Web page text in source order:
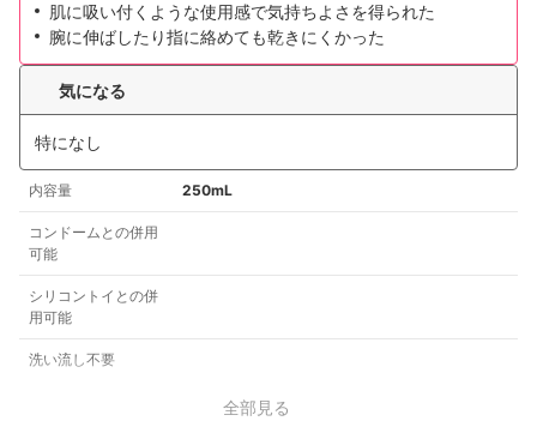
肌に吸い付くような使用感で気持ちよさを得られた
腕に伸ばしたり指に絡めても乾きにくかった
気になる
特になし
内容量 250mL
コンドームとの併用
可能
シリコントイとの併
用可能
洗い流し不要
全部見る